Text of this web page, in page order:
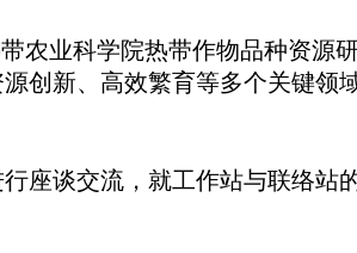
农业科学院热带作物品种资源
创新、高效繁育等多个关键领
谈交流，就工作站与联络站